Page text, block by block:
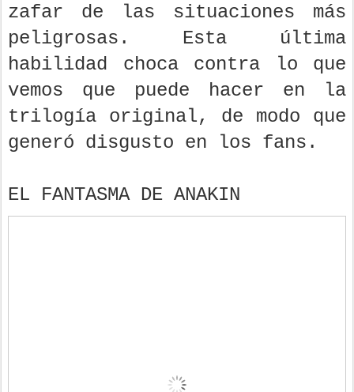
zafar de las situaciones más
peligrosas. Esta última
habilidad choca contra lo que
vemos que puede hacer en la
trilogía original, de modo que
generó disgusto en los fans.
EL FANTASMA DE ANAKIN